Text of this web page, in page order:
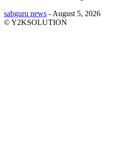
sabguru news - August 5, 2026
© Y2KSOLUTION